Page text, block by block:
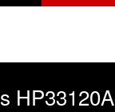
HP33120A